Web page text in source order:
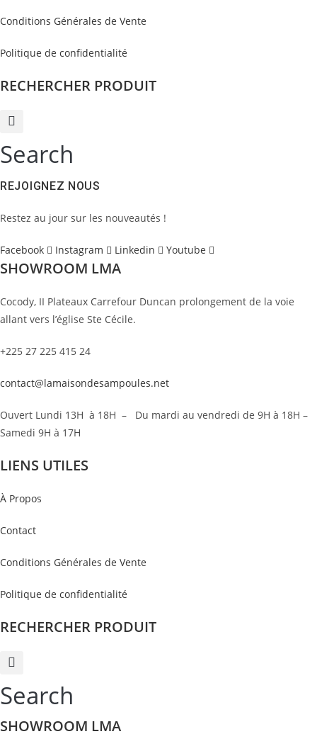
Conditions Générales de Vente
Politique de confidentialité
RECHERCHER PRODUIT
Search
REJOIGNEZ NOUS
Restez au jour sur les nouveautés !
Facebook Instagram Linkedin Youtube
SHOWROOM LMA
Cocody, II Plateaux Carrefour Duncan prolongement de la voie
allant vers l’église Ste Cécile.
+225 27 225 415 24
contact@lamaisondesampoules.net
Ouvert Lundi 13H à 18H – Du mardi au vendredi de 9H à 18H –
Samedi 9H à 17H
LIENS UTILES
À Propos
Contact
Conditions Générales de Vente
Politique de confidentialité
RECHERCHER PRODUIT
Search
SHOWROOM LMA